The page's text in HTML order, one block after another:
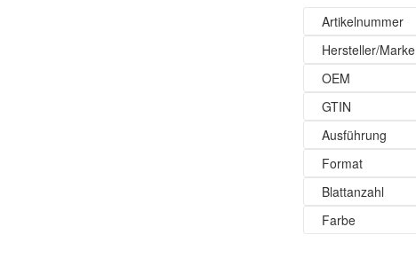
Artikelnummer
Hersteller/Marke
OEM
GTIN
Ausführung
Format
Blattanzahl
Farbe